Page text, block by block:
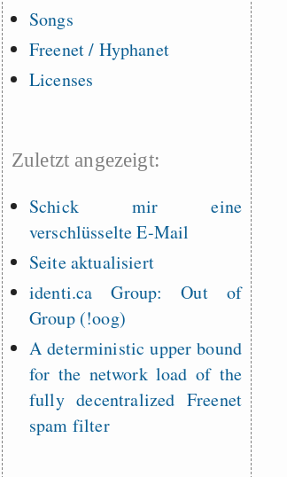
Songs
Freenet / Hyphanet
Licenses
Zuletzt angezeigt:
Schick mir eine
verschlüsselte E-Mail
Seite aktualisiert
identi.ca Group: Out of
Group (!oog)
A deterministic upper bound
for the network load of the
fully decentralized Freenet
spam filter